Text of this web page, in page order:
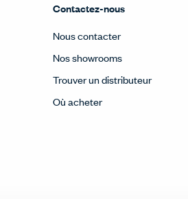
Contactez-nous
Nous contacter
Nos showrooms
Trouver un distributeur
Où acheter